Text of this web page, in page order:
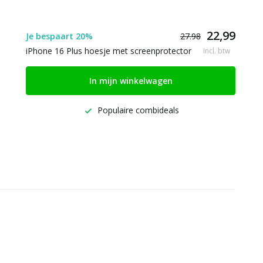
Je bespaart 20% 27.98 22,99
iPhone 16 Plus hoesje met screenprotector Incl. btw
In mijn winkelwagen
Populaire combideals